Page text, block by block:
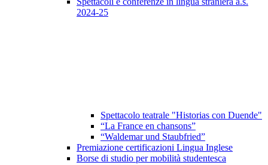
2024-25
Spettacolo teatrale "Historias con Duende"
“La France en chansons”
“Waldemar und Staubfried”
Premiazione certificazioni Lingua Inglese
Borse di studio per mobilità studentesca